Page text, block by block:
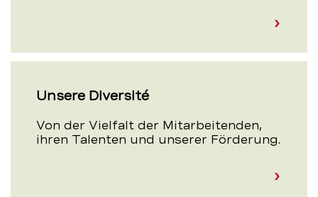
Unsere Diversité
Von der Vielfalt der Mitarbeiten­den,
ihren Talenten und unserer Förderung.